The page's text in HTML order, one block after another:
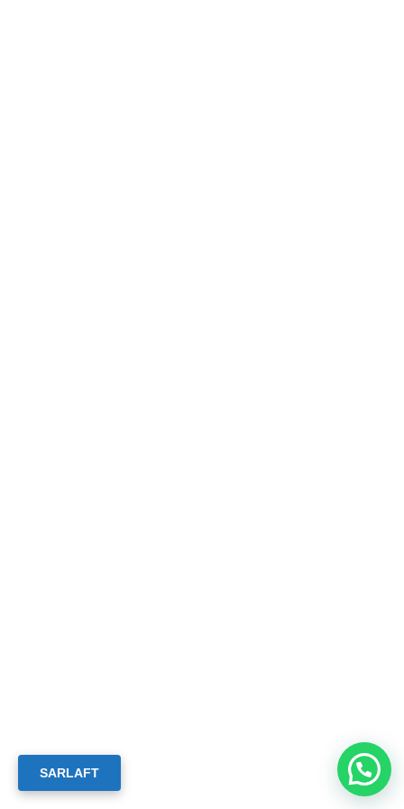
SARLAFT